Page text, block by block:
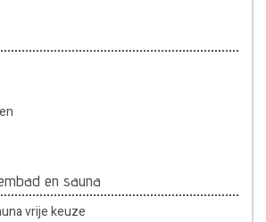
en sauna
vrije keuze